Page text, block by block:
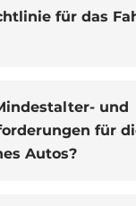
für das
und
für
Autos?